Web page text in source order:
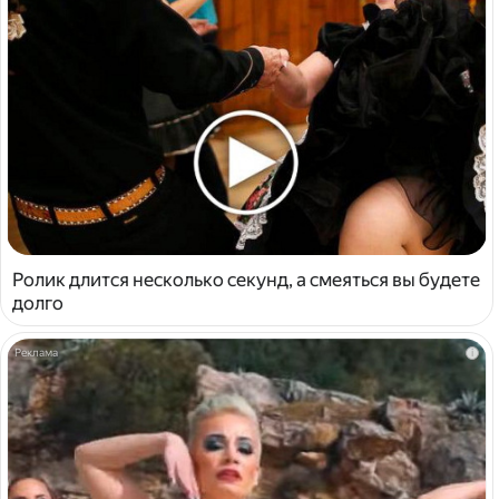
Ролик длится несколько секунд, а смеяться вы будете
долго
i